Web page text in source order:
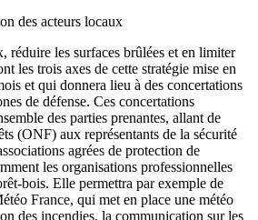
des acteurs locaux
réduire les surfaces brûlées et en limiter
les trois axes de cette stratégie mise en
et qui donnera lieu à des concertations
de défense. Ces concertations
des parties prenantes, allant de
(ONF) aux représentants de la sécurité
agrées de protection de
les organisations professionnelles
bois. Elle permettra par exemple de
France, qui met en place une météo
des incendies, la communication sur les